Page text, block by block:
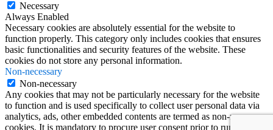
Necessary
Always Enabled
Necessary cookies are absolutely essential for the website to
function properly. This category only includes cookies that ensures
basic functionalities and security features of the website. These
cookies do not store any personal information.
Non-necessary
Non-necessary
Any cookies that may not be particularly necessary for the website
to function and is used specifically to collect user personal data via
analytics, ads, other embedded contents are termed as non-necessary
cookies. It is mandatory to procure user consent prior to running